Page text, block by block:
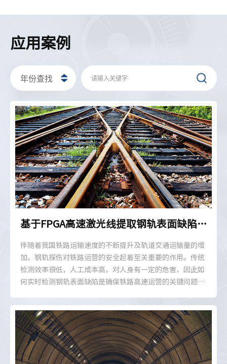
应用案例
基于FPGA高速激光线提取钢轨表面缺陷检测
伴随着我国铁路运输速度的不断提升及轨道交通运输量的增
加，钢轨探伤对铁路运营的安全起着至关重要的作用。传统
检测效率很低，人工成本高，对人身有一定的危害，因此如
何实时检测钢轨表面缺陷是确保铁路高速运营的关键问题。
进行缺陷表面的自动检测，实现钢轨表面缺陷的快速、低成
本检测。